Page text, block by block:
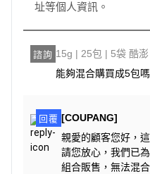
址等個人資訊。
諮詢 15g | 25包 | 5袋 酷澎
能夠混合購買成5包
回覆 [COUPANG]
親愛的顧客您好，
請您放心，我們已
組合販售，無法混